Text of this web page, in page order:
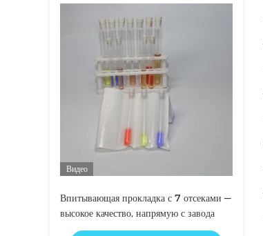
Видео
Впитывающая прокладка с 7 отсеками —
высокое качество, напрямую с завода